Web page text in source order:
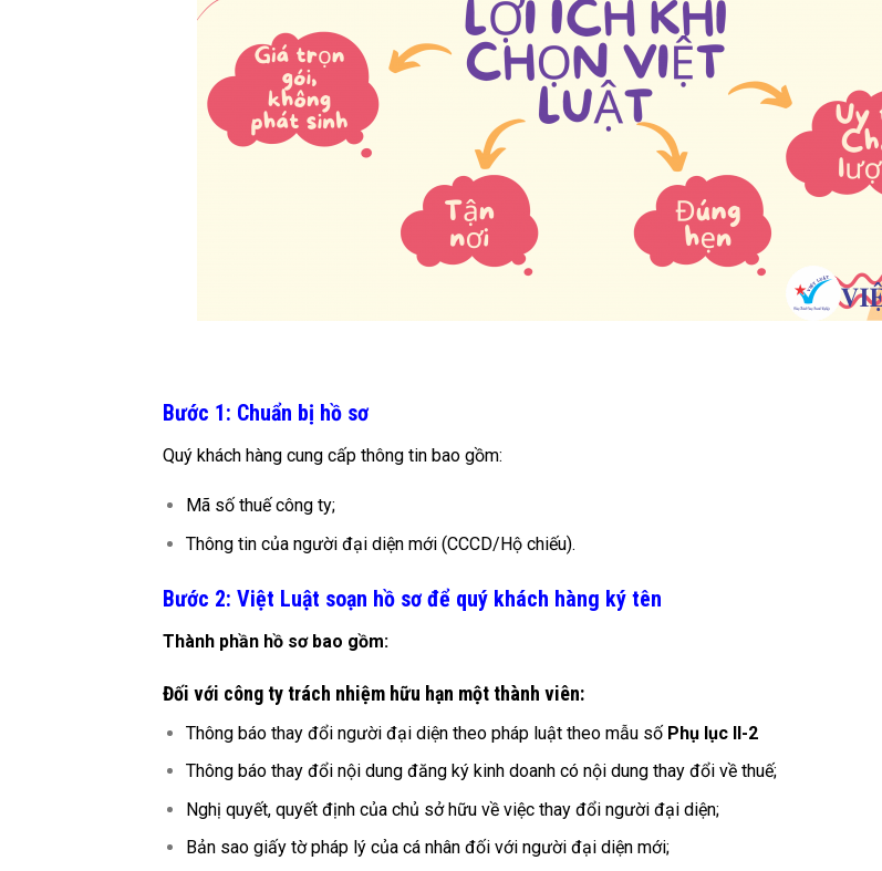
Bước 1: Chuẩn bị hồ sơ
Quý khách hàng cung cấp thông tin bao gồm:
Mã số thuế công ty;
Thông tin của người đại diện mới (CCCD/Hộ chiếu).
Bước 2: Việt Luật soạn hồ sơ để quý khách hàng ký tên
Thành phần hồ sơ bao gồm:
Đối với công ty trách nhiệm hữu hạn một thành viên:
Thông báo thay đổi người đại diện theo pháp luật theo mẫu số Phụ lục II-2
Thông báo thay đổi nội dung đăng ký kinh doanh có nội dung thay đổi về thuế;
Nghị quyết, quyết định của chủ sở hữu về việc thay đổi người đại diện;
Bản sao giấy tờ pháp lý của cá nhân đối với người đại diện mới;